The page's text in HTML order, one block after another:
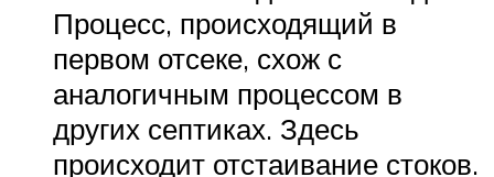
Процесс, происходящий в
первом отсеке, схож с
аналогичным процессом в
других септиках. Здесь
происходит отстаивание стоков.